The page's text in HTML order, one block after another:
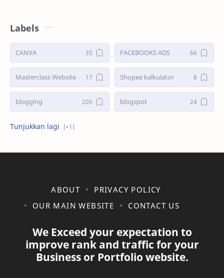
Labels
CANVA FACEBOOKS ADS
Masterclass Website Shopee kalkulator
blogging blogspot
shopee
ABOUT
PRIVACY POLICY
OUR MAIN WEBSITE
CONTACT US
We Exceed your expectation to
improve rank and traffic for your
Business or Portfolio website.